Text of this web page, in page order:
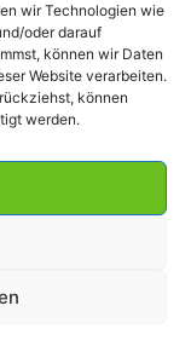
wir Technologien wie
oder darauf
können wir Daten
Website verarbeiten.
können
werden.